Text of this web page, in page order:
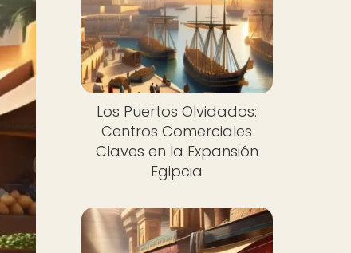
Los Puertos Olvidados:
Centros Comerciales
Claves en la Expansión
Egipcia